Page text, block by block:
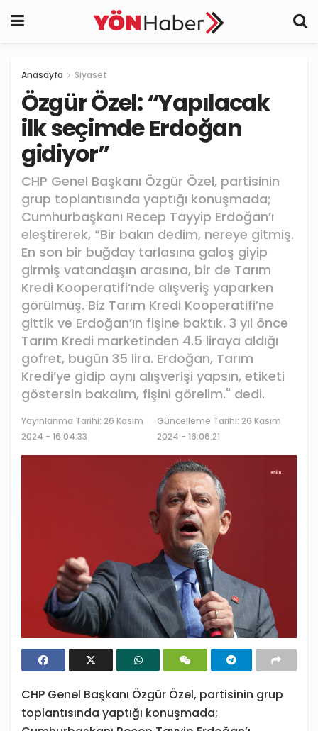
Anasayfa Siyaset
Özgür Özel: “Yapılacak
ilk seçimde Erdoğan
gidiyor”
CHP Genel Başkanı Özgür Özel, partisinin
grup toplantısında yaptığı konuşmada;
Cumhurbaşkanı Recep Tayyip Erdoğan’ı
eleştirerek, “Bir bakın dedim, nereye gitmiş.
En son bir buğday tarlasına galoş giyip
girmiş vatandaşın arasına, bir de Tarım
Kredi Kooperatifi’nde alışveriş yaparken
görülmüş. Biz Tarım Kredi Kooperatifi’ne
gittik ve Erdoğan’ın fişine baktık. 3 yıl önce
Tarım Kredi marketinden 4.5 liraya aldığı
gofret, bugün 35 lira. Erdoğan, Tarım
Kredi’ye gidip aynı alışverişi yapsın, etiketi
göstersin bakalım, fişini görelim." dedi.
Yayınlanma Tarihi: 26 Kasım
2024 - 16:04:33
Güncelleme Tarihi: 26 Kasım
2024 - 16:06:21
CHP Genel Başkanı Özgür Özel, partisinin grup
toplantısında yaptığı konuşmada;